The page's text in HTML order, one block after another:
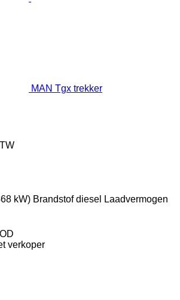
MAN Tgx trekker
kW) Brandstof diesel
Laadvermogen
verkoper